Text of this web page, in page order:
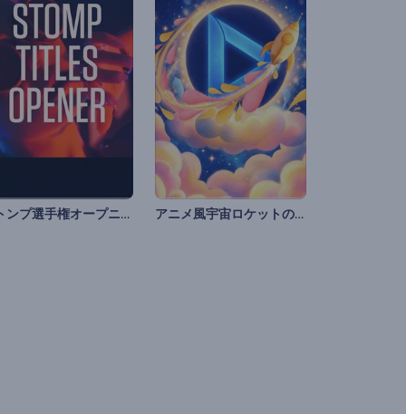
ストンプ選手権オープニング アニメ風宇宙ロケットの導入